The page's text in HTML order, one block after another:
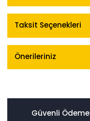
Taksit Seçenekleri
Önerileriniz
Güvenli Ödeme